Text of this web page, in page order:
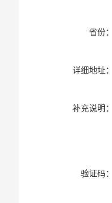
省份：
详细地址：
补充说明：
验证码：